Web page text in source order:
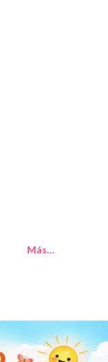
Más…